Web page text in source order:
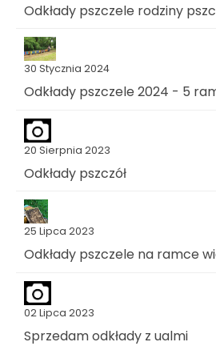
Odkłady pszczele rodziny
30 Stycznia 2024
Odkłady pszczele 2024 - 5
20 Sierpnia 2023
Odkłady pszczół
25 Lipca 2023
Odkłady pszczele na ramce
02 Lipca 2023
Sprzedam odkłady z ualmi